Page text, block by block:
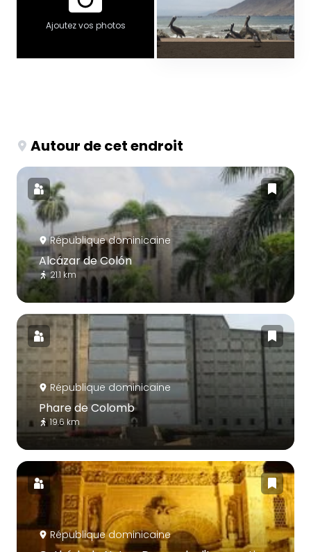
Ajoutez vos photos
Autour de cet endroit
République dominicaine
Alcázar de Colón
21.1 km
République dominicaine
Phare de Colomb
19.6 km
République dominicaine